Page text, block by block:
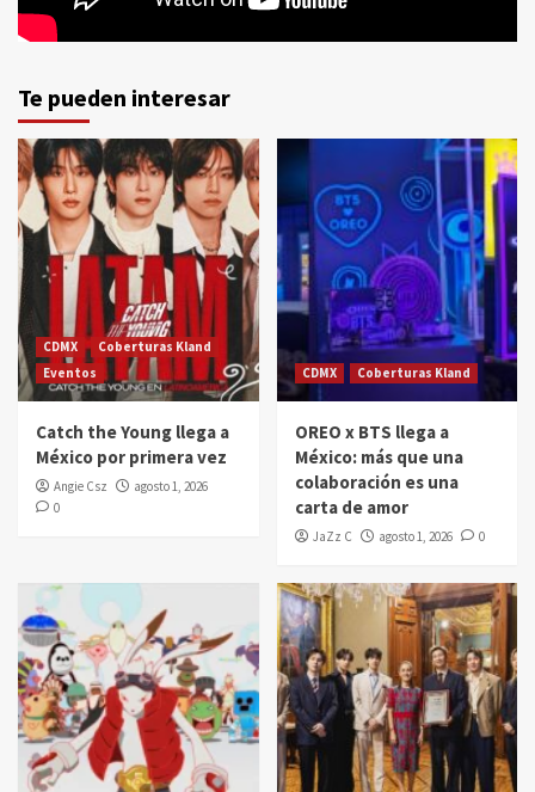
Te pueden interesar
CDMX
Coberturas Kland
Eventos
Catch the Young llega a
México por primera vez
Angie Csz
agosto 1, 2026
0
CDMX Coberturas Kland
OREO x BTS llega a
México: más que una
colaboración es una
carta de amor
JaZz C agosto 1, 2026 0